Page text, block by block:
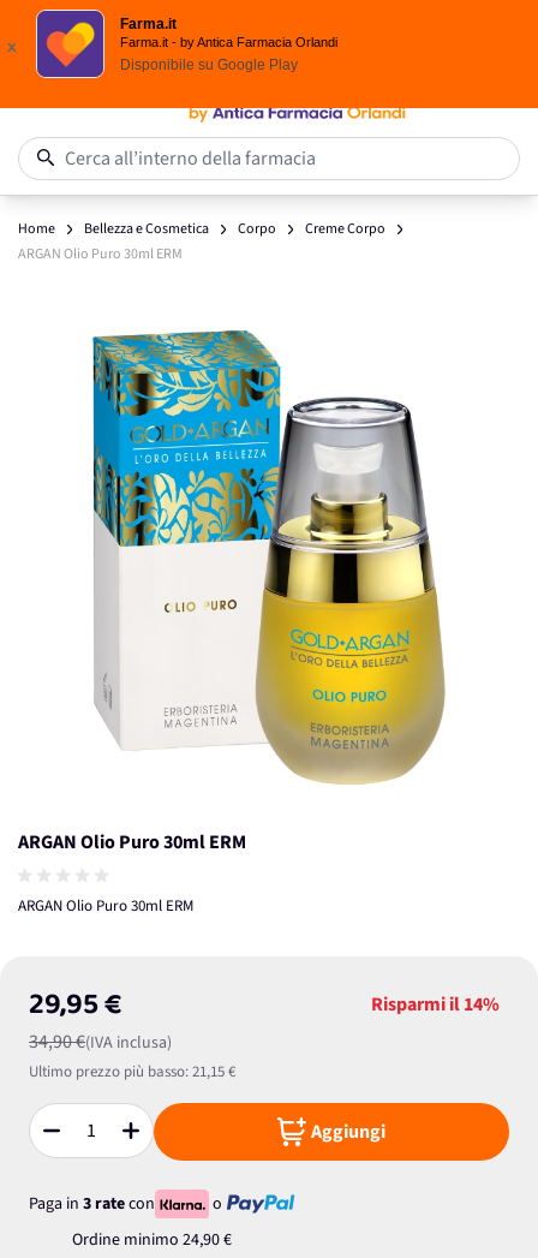
x
Farma.it
Farma.it - by Antica Farmacia Orlandi
Disponibile su Google Play
Salta al contenuto
Cerca all’interno della farmacia
Home Bellezza e Cosmetica Corpo
Creme Corpo
ARGAN Olio Puro 30ml ERM
ARGAN Olio Puro 30ml ERM
ARGAN Olio Puro 30ml ERM
29,95 €
34,90 €(IVA inclusa)
Risparmi il14%
Ultimo prezzo più basso:21,15 €
Quantità Aggiungi
Paga in 3 ratecon
o
Ordine minimo 24,90 €